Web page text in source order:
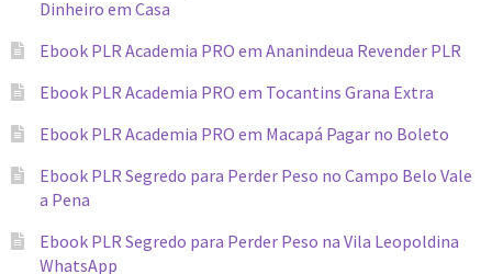
Dinheiro em Casa
Ebook PLR Academia PRO em Ananindeua Revender PLR
Ebook PLR Academia PRO em Tocantins Grana Extra
Ebook PLR Academia PRO em Macapá Pagar no Boleto
Ebook PLR Segredo para Perder Peso no Campo Belo Vale
a Pena
Ebook PLR Segredo para Perder Peso na Vila Leopoldina
WhatsApp